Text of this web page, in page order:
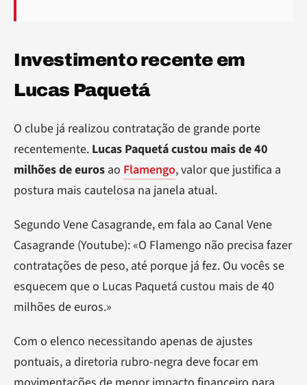
Investimento recente em
Lucas Paquetá
O clube já realizou contratação de grande porte
recentemente. Lucas Paquetá custou mais de 40
milhões de euros ao Flamengo, valor que justifica a
postura mais cautelosa na janela atual.
Segundo Vene Casagrande, em fala ao Canal Vene
Casagrande (Youtube): «O Flamengo não precisa fazer
contratações de peso, até porque já fez. Ou vocês se
esquecem que o Lucas Paquetá custou mais de 40
milhões de euros.»
Com o elenco necessitando apenas de ajustes
pontuais, a diretoria rubro-negra deve focar em